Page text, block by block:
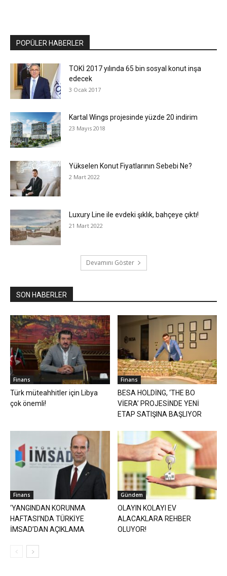
POPÜLER HABERLER
TOKİ 2017 yılında 65 bin sosyal konut inşa
edecek
3 Ocak 2017
Kartal Wings projesinde yüzde 20 indirim
23 Mayıs 2018
Yükselen Konut Fiyatlarının Sebebi Ne?
2 Mart 2022
Luxury Line ile evdeki şıklık, bahçeye çıktı!
21 Mart 2022
Devamını Göster
SON HABERLER
Finans
Türk müteahhitler için Libya
çok önemli!
Finans
BESA HOLDİNG, ‘THE BO
VİERA’ PROJESİNDE YENİ
ETAP SATIŞINA BAŞLIYOR
Finans
‘YANGINDAN KORUNMA
HAFTASI’NDA TÜRKİYE
İMSAD’DAN AÇIKLAMA
Gündem
OLAYIN KOLAYI EV
ALACAKLARA REHBER
OLUYOR!